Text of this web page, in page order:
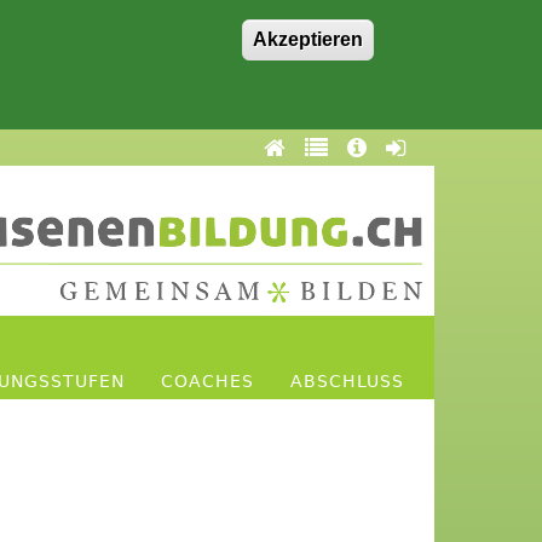
Akzeptieren
COACHES ABSCHLUSS